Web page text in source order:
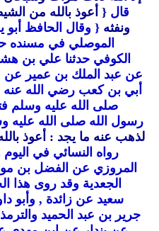
قال { أعوذ بالله من
ونفثه { وقال الحافظ أبو
الموصلي في مسنده
الكوفي حدثنا علي بن
عن عبد الملك بن عمير عن
أبي بن كعب رضي الله عنه
صلى الله عليه وسلم
رسول الله صلى الله عليه
لذهب عنه ما يجد : أعوذ
رواه النسائي في
المروزي عن الفضل بن
الجعدية وقد روى هذا
سعيد عن زائدة ,
جرير بن عبد الحميد